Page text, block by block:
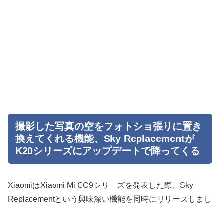
撮影した写真の空をフォトショ張りに置き
換えてくれる機能、Sky Replacementが
K20シリーズにアップデートで降ってくる
XiaomiはXiaomi Mi CC9シリーズを発表した際、Sky
Replacementという興味深い機能を同時にリリースしまし